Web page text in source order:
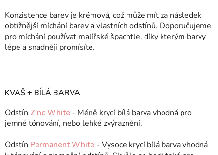
Konzistence barev je krémová, což může mít za následek
obtížnější míchání barev a vlastních odstínů. Doporučujeme
pro míchání používat malířské špachtle, díky kterým barvy
lépe a snadněji promísíte.
KVAŠ + BÍLÁ BARVA
Odstín Zinc White - Méně krycí bílá barva vhodná pro
jemné tónování, nebo lehké zvýraznění.
Odstín Permanent White - Vysoce krycí bílá barva vhodná